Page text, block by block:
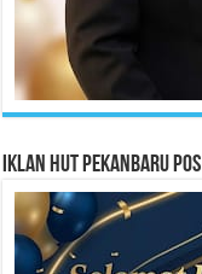
Iklan HUT Pekanbaru Pos